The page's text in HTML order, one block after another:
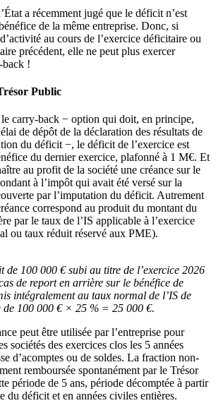
a récemment jugé que le déficit n’est
de la même entreprise. Donc, si
au cours de l’exercice déficitaire ou
précédent, elle ne peut plus exercer
back !
Public
carry-back − option qui doit, en principe,
de dépôt de la déclaration des résultats de
du déficit −, le déficit de l’exercice est
du dernier exercice, plafonné à 1 M€. Et
au profit de la société une créance sur le
à l’impôt qui avait été versé sur la
par l’imputation du déficit. Autrement
correspond au produit du montant du
par le taux de l’IS applicable à l’exercice
ou taux réduit réservé aux PME).
de 100 000 € subi au titre de l’exercice 2026
de report en arrière sur le bénéfice de
intégralement au taux normal de l’IS de
de 100 000 € × 25 % = 25 000 €.
peut être utilisée par l’entreprise pour
sociétés des exercices clos les 5 années
d’acomptes ou de soldes. La fraction non-
remboursée spontanément par le Trésor
période de 5 ans, période décomptée à partir
du déficit et en années civiles entières.